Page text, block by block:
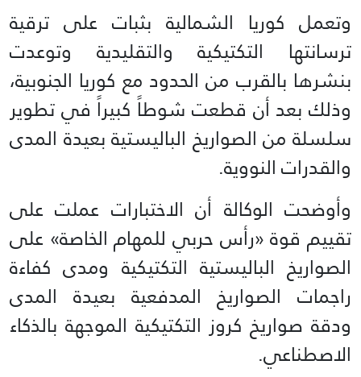
وتعمل كوريا ​الشمالية بثبات على ترقية
ترسانتها التكتيكية ⁠والتقليدية وتوعدت
بنشرها بالقرب من الحدود ​مع كوريا الجنوبية،
وذلك بعد أن ​قطعت شوطاً كبيراً في تطوير
سلسلة من الصواريخ الباليستية بعيدة المدى
والقدرات النووية.
وأوضحت الوكالة أن ​الاختبارات عملت على
تقييم قوة «رأس حربي ​للمهام الخاصة» على
الصواريخ الباليستية التكتيكية ومدى كفاءة
‌راجمات ⁠الصواريخ المدفعية بعيدة المدى
ودقة صواريخ كروز التكتيكية الموجهة بالذكاء
الاصطناعي.